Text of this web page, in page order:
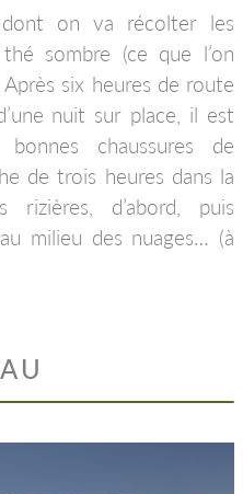
on va récolter les
sombre (ce que l’on
six heures de route
nuit sur place, il est
chaussures de
de trois heures dans la
d’abord, puis
milieu des nuages… (à